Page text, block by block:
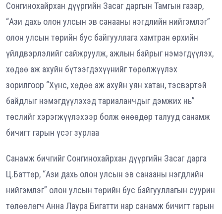
Сонгинохайрхан дүүргийн Засаг даргын Тамгын газар,
“Ази дахь олон улсын эв санааны нэгдлийн нийгэмлэг”
олон улсын төрийн бус байгууллага хамтран өрхийн
үйлдвэрлэлийг сайжруулж, ажлын байрыг нэмэгдүүлэх,
хөдөө аж ахуйн бүтээгдэхүүнийг төрөлжүүлэх
зорилгоор “Хүнс, хөдөө аж ахуйн уян хатан, тэсвэртэй
байдлыг нэмэгдүүлэхэд тариаланчдыг дэмжих нь”
төслийг хэрэгжүүлэхээр болж өнөөдөр талууд санамж
бичигт гарын үсэг зурлаа
Санамж бичгийг Сонгинохайрхан дүүргийн Засаг дарга
Ц.Баттөр, “Ази дахь олон улсын эв санааны нэгдлийн
нийгэмлэг” олон улсын төрийн бус байгууллагын суурин
төлөөлөгч Анна Лаура Бигатти нар санамж бичигт гарын